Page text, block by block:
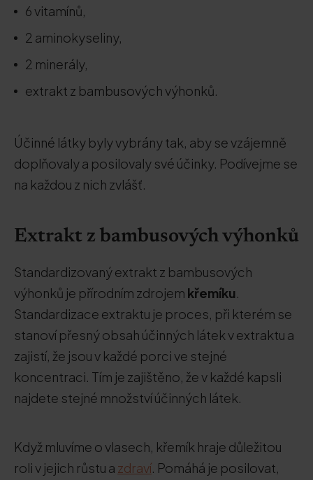
6 vitamínů,
2 aminokyseliny,
2 minerály,
extrakt z bambusových výhonků.
Účinné látky byly vybrány tak, aby se vzájemně
doplňovaly a posilovaly své účinky. Podívejme se
na každou z nich zvlášť.
Extrakt z bambusových výhonků
Standardizovaný extrakt z bambusových
výhonků je přírodním zdrojem křemíku.
Standardizace extraktu je proces, při kterém se
stanoví přesný obsah účinných látek v extraktu a
zajistí, že jsou v každé porci ve stejné
koncentraci. Tím je zajištěno, že v každé kapsli
najdete stejné množství účinných látek.
Když mluvíme o vlasech, křemík hraje důležitou
roli v jejich růstu a zdraví. Pomáhá je posilovat,